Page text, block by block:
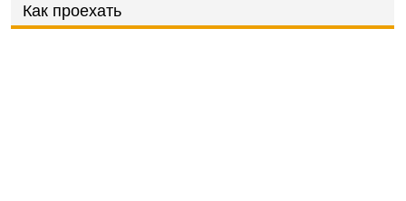
Как проехать